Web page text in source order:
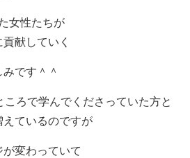
女性たちが
献していく
です＾＾
ろで学んでくださっていた方と
えているのですが
変わっていて